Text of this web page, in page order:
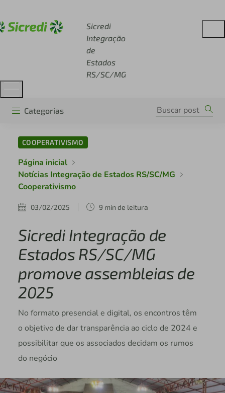
Sicredi
Integração
de
Estados
RS/SC/MG
Categorias
COOPERATIVISMO
Página inicial
Notícias Integração de Estados RS/SC/MG
Cooperativismo
03/02/2025 9 min de leitura
Sicredi Integração de
Estados RS/SC/MG
promove assembleias de
2025
No formato presencial e digital, os encontros têm
o objetivo de dar transparência ao ciclo de 2024 e
possibilitar que os associados decidam os rumos
do negócio